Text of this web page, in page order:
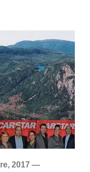
2017 —